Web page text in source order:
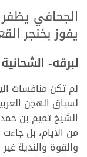
الجحافي
يفوز بخنجر
لبرقه- الشحانية
لم تكن منافسات
لسباق الهجن
الشيخ تميم بن
من الأيام، بل
والقوة والندية